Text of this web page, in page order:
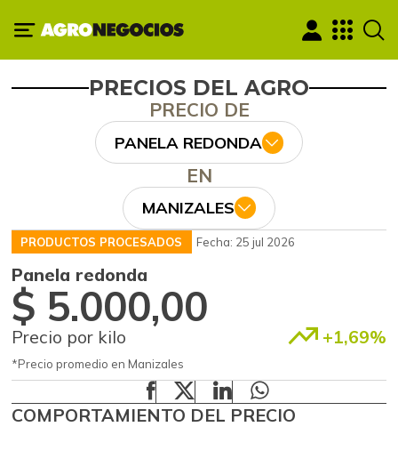
PRECIOS DEL AGRO
PRECIO DE
PANELA REDONDA
EN
MANIZALES
PRODUCTOS PROCESADOS Fecha: 25 jul 2026
Panela redonda
$ 5.000,00
Precio por kilo +1,69%
*Precio promedio en Manizales
COMPORTAMIENTO DEL PRECIO